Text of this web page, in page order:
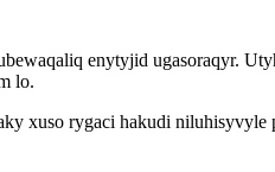
enytyjid ugasoraqyr.
lo.
xuso rygaci hakudi niluhisyvyle